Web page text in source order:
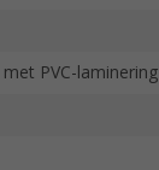
PVC-laminering